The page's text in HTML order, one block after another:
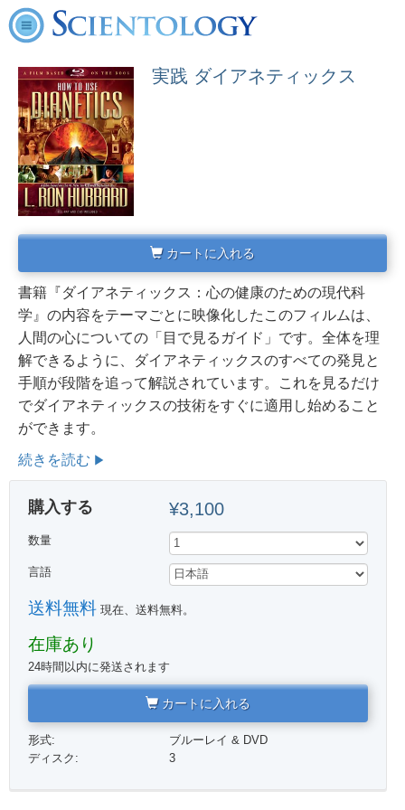
実践 ダイアネティックス
カートに入れる
書籍『ダイアネティックス：心の健康のための現代科
学』の内容をテーマごとに映像化したこのフィルムは、
人間の心についての「目で見るガイド」です。 全体を理
解できるように、ダイアネティックスのすべての発見と
手順が段階を追って解説されています。これを見るだけ
でダイアネティックスの技術をすぐに適用し始めること
ができます。
続きを読む
購入する ¥3,100
数量
言語
送料無料現在、送料無料。
在庫あり
24時間以内に発送されます
カートに入れる
形式:
ブルーレイ & DVD
ディスク:
3